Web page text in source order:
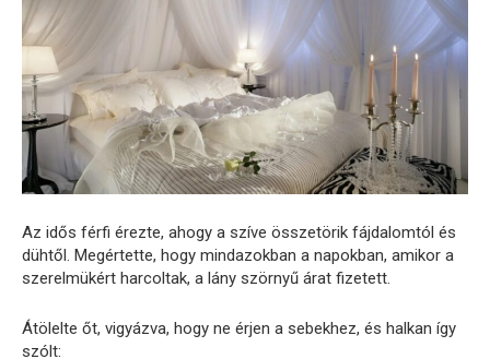
Az idős férfi érezte, ahogy a szíve összetörik fájdalomtól és
dühtől. Megértette, hogy mindazokban a napokban, amikor a
szerelmükért harcoltak, a lány szörnyű árat fizetett.
Átölelte őt, vigyázva, hogy ne érjen a sebekhez, és halkan így
szólt: